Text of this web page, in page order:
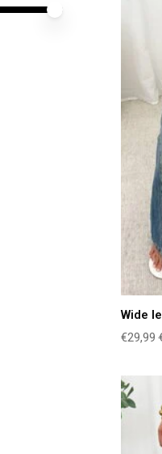
Wide
€29,99